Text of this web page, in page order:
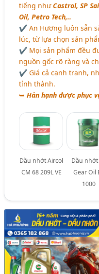
tiếng nhưCastrol, SP
Oil, Petro Tech,..
✔ An Hương luôn sẵn
lúc, từ lựa chọn sản
✔ Mọi sản phẩm đều
nguồn gốc rõ ràng và
✔ Giá cả cạnh tranh,
tỉnh thành.
➥Hân hạnh được phục
Dầu nhớt Aircol
CM 68 209L VE
Dầu nhớt
Gear Oil
1000